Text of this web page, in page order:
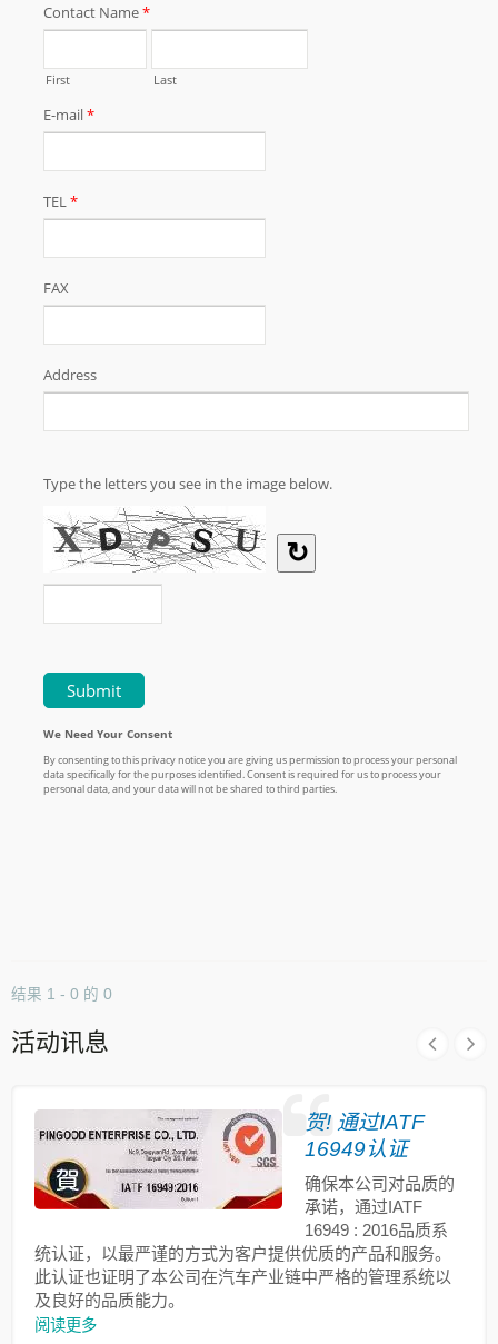
结果 1 - 0 的 0
活动讯息
贺! 通过IATF
16949认证
确保本公司对品质的
承诺，通过IATF
16949 : 2016品质系
统认证，以最严谨的方式为客户提供优质的产品和服务。
此认证也证明了本公司在汽车产业链中严格的管理系统以
及良好的品质能力。
阅读更多